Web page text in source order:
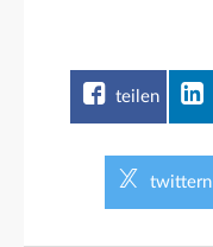
teilen
twittern